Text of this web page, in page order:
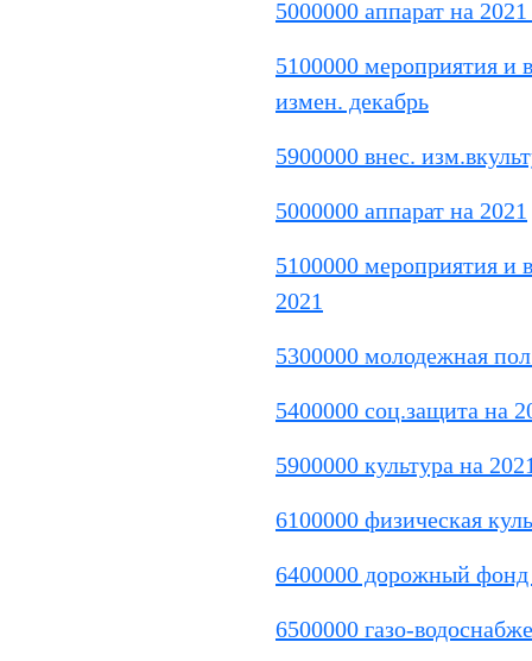
5000000 аппарат на
5100000 мероприятия и
измен. декабрь
5900000 внес.
5000000 аппарат на 2021
5100000 мероприятия и
2021
5300000 молодежная
5400000 соц.защита на
5900000 культура на
6100000 физическая
6400000 дорожный фонд
6500000 газо-